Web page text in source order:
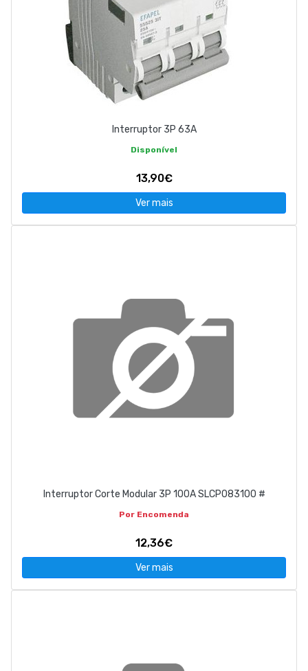
Interruptor 3P 63A
Disponível
13,90€
Ver mais
Interruptor Corte Modular 3P 100A SLCP083100 #
Por Encomenda
12,36€
Ver mais